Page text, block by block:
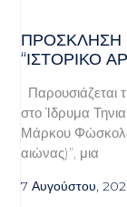
ΠΡΌΣΚΛΗΣΗ
“ΙΣΤΟΡΙΚΌ
Παρουσιάζεται
στο Ίδρυμα
Μάρκου
αιώνας)”, μια
7 Αυγούστου,